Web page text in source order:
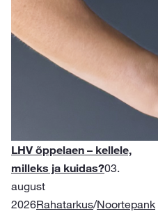
LHV õppelaen – kellele,
milleks ja kuidas?03.
august
2026Rahatarkus/Noortepank